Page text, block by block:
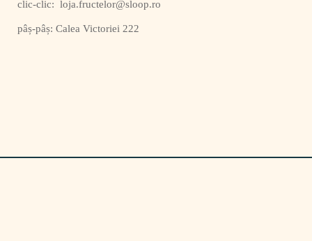
clic-clic: loja.fructelor@sloop.ro